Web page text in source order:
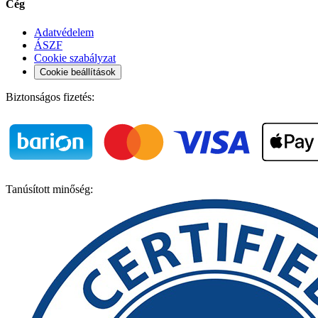
Cég
Adatvédelem
ÁSZF
Cookie szabályzat
Cookie beállítások
Biztonságos fizetés:
Tanúsított minőség: